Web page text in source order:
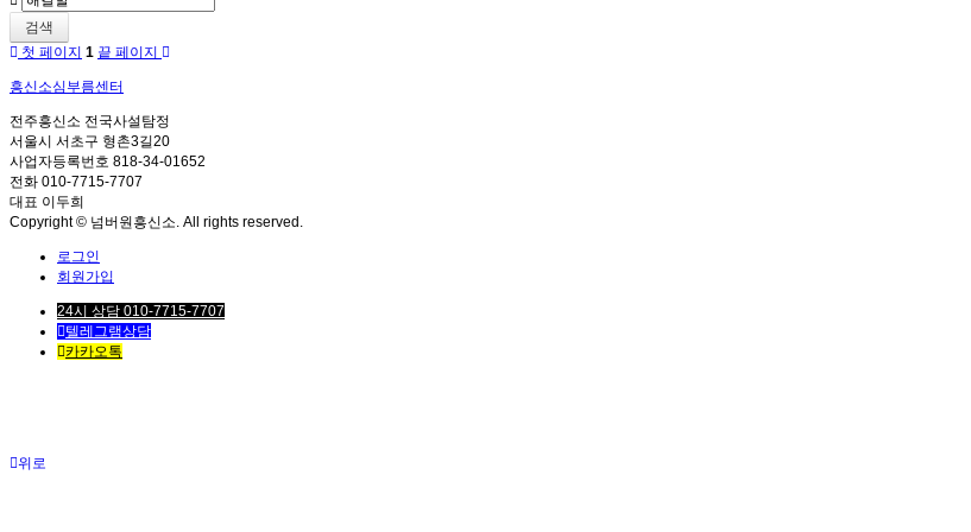
검색
첫 페이지 1 끝 페이지
흥신소심부름센터
전주흥신소 전국사설탐정
서울시 서초구 형촌3길20
사업자등록번호 818-34-01652
전화 010-7715-7707
대표 이두희
Copyright © 넘버원흥신소. All rights reserved.
로그인
회원가입
24시 상담 010-7715-7707
텔레그램상담
카카오톡
위로